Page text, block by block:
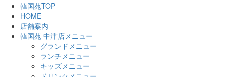
韓国苑TOP
HOME
店舗案内
韓国苑 中津店メニュー
グランドメニュー
ランチメニュー
キッズメニュー